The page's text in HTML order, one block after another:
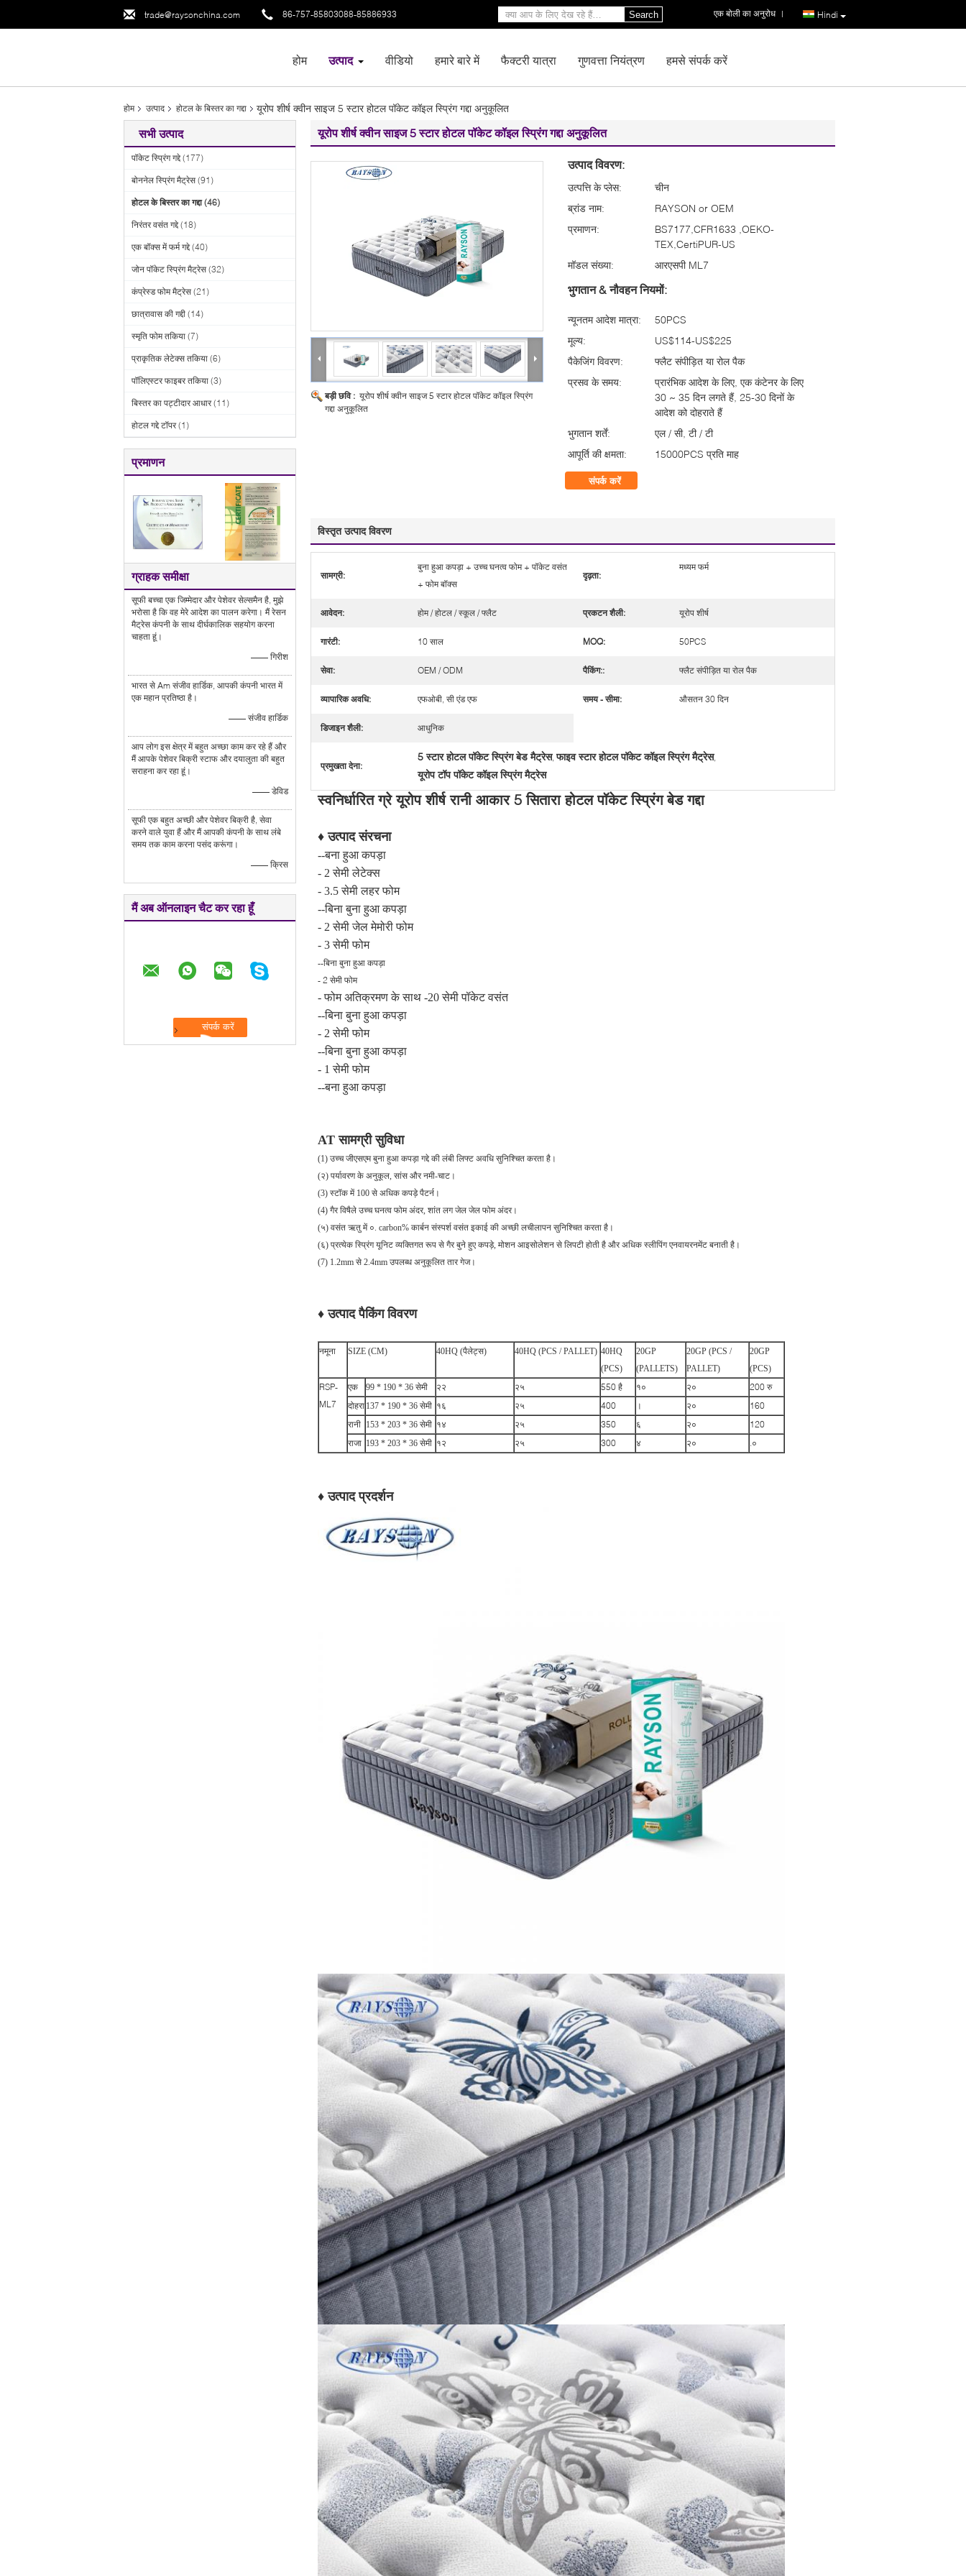
trade@raysonchina.com 86-757-85803088-85886933 Hindi
एक बोली का अनुरोध |
Search
होम उत्पाद वीडियो हमारे बारे में फैक्टरी यात्रा गुणवत्ता नियंत्रण हमसे संपर्क करें
होम उत्पाद होटल के बिस्तर का गद्दा यूरोप शीर्ष क्वीन साइज 5 स्टार होटल पॉकेट कॉइल स्प्रिंग गद्दा अनुकूलित
सभी उत्पाद
पॉकेट स्प्रिंग गद्दे (177)
बोननेल स्प्रिंग मैट्रेस (91)
होटल के बिस्तर का गद्दा (46)
निरंतर वसंत गद्दे (18)
एक बॉक्स में फर्म गद्दे (40)
जोन पॉकेट स्प्रिंग मैट्रेस (32)
कंप्रेस्ड फोम मैट्रेस (21)
छात्रावास की गद्दी (14)
स्मृति फोम तकिया (7)
प्राकृतिक लेटेक्स तकिया (6)
पॉलिएस्टर फाइबर तकिया (3)
बिस्तर का पट्टीदार आधार (11)
होटल गद्दे टॉपर (1)
प्रमाणन
ग्राहक समीक्षा
सूफी बच्चा एक जिम्मेदार और पेशेवर सेल्समैन है, मुझे
भरोसा है कि वह मेरे आदेश का पालन करेगा। मैं रेसन
मैट्रेस कंपनी के साथ दीर्घकालिक सहयोग करना
चाहता हूं।
—— गिरीश
भारत से Am संजीव हार्डिक, आपकी कंपनी भारत में
एक महान प्रतिष्ठा है।
—— संजीव हार्डिक
आप लोग इस क्षेत्र में बहुत अच्छा काम कर रहे हैं और
मैं आपके पेशेवर बिक्री स्टाफ और दयालुता की बहुत
सराहना कर रहा हूं।
—— डेविड
सूफी एक बहुत अच्छी और पेशेवर बिक्री है, सेवा
करने वाले युवा हैं और मैं आपकी कंपनी के साथ लंबे
समय तक काम करना पसंद करूंगा।
—— क्रिस
मैं अब ऑनलाइन चैट कर रहा हूँ
यूरोप शीर्ष क्वीन साइज 5 स्टार होटल पॉकेट कॉइल स्प्रिंग गद्दा अनुकूलित
बड़ी छवि : यूरोप शीर्ष क्वीन साइज 5 स्टार होटल पॉकेट कॉइल स्प्रिंग
गद्दा अनुकूलित
उत्पाद विवरण:
उत्पत्ति के प्लेस:
चीन
ब्रांड नाम:
RAYSON or OEM
प्रमाणन:
BS7177,CFR1633 ,OEKO-
TEX,CertiPUR-US
मॉडल संख्या:
आरएसपी ML7
भुगतान & नौवहन नियमों:
न्यूनतम आदेश मात्रा:
50PCS
मूल्य:
US$114-US$225
पैकेजिंग विवरण:
फ्लैट संपीड़ित या रोल पैक
प्रसव के समय:
प्रारंभिक आदेश के लिए, एक कंटेनर के लिए
30 ~ 35 दिन लगते हैं, 25-30 दिनों के
आदेश को दोहराते हैं
भुगतान शर्तें:
एल / सी, टी / टी
आपूर्ति की क्षमता:
15000PCS प्रति माह
संपर्क करें
विस्तृत उत्पाद विवरण
सामग्री:
बुना हुआ कपड़ा + उच्च घनत्व फोम + पॉकेट वसंत
+ फोम बॉक्स
दृढ़ता:
मध्यम फर्म
आवेदन: होम / होटल / स्कूल / फ्लैट प्रकटन शैली: यूरोप शीर्ष
गारंटी: 10 साल MOQ: 50PCS
सेवा: OEM / ODM पैकिंग:: फ्लैट संपीड़ित या रोल पैक
व्यापारिक अवधि: एफओबी, सी एंड एफ समय - सीमा: औसतन 30 दिन
डिजाइन शैली: आधुनिक
प्रमुखता देना:
5 स्टार होटल पॉकेट स्प्रिंग बेड मैट्रेस,फाइव स्टार होटल पॉकेट कॉइल स्प्रिंग मैट्रेस,
यूरोप टॉप पॉकेट कॉइल स्प्रिंग मैट्रेस
स्वनिर्धारित ग्रे यूरोप शीर्ष रानी आकार 5 सितारा होटल पॉकेट स्प्रिंग बेड गद्दा
♦ उत्पाद संरचना
--बना हुआ कपड़ा
- 2 सेमी लेटेक्स
- 3.5 सेमी लहर फोम
--बिना बुना हुआ कपड़ा
- 2 सेमी जेल मेमोरी फोम
- 3 सेमी फोम
--बिना बुना हुआ कपड़ा
- 2 सेमी फोम
- फोम अतिक्रमण के साथ -20 सेमी पॉकेट वसंत
--बिना बुना हुआ कपड़ा
- 2 सेमी फोम
--बिना बुना हुआ कपड़ा
- 1 सेमी फोम
--बना हुआ कपड़ा
AT सामग्री सुविधा
(1) उच्च जीएसएम बुना हुआ कपड़ा गद्दे की लंबी लिफ्ट अवधि सुनिश्चित करता है।
(२) पर्यावरण के अनुकूल, सांस और नमी-चाट।
(3) स्टॉक में 100 से अधिक कपड़े पैटर्न।
(4) गैर विषैले उच्च घनत्व फोम अंदर, शांत लग जेल जेल फोम अंदर।
(५) वसंत ऋतु में ०. carbon% कार्बन संस्पर्श वसंत इकाई की अच्छी लचीलापन सुनिश्चित करता है।
(६) प्रत्येक स्प्रिंग यूनिट व्यक्तिगत रूप से गैर बुने हुए कपड़े, मोशन आइसोलेशन से लिपटी होती है और अधिक स्लीपिंग एनवायरनमेंट बनाती है।
(7) 1.2mm से 2.4mm उपलब्ध अनुकूलित तार गेज।
♦ उत्पाद पैकिंग विवरण
नमूना SIZE (CM) 40HQ (पैलेट्स) 40HQ (PCS / PALLET) 40HQ
(PCS)
20GP
(PALLETS)
20GP (PCS /
PALLET)
20GP
(PCS)
RSP-
ML7
एक 99 * 190 * 36 सेमी २२ २५ 550 है १० २० 200 रु
दोहरा 137 * 190 * 36 सेमी १६ २५ 400 । २० 160
रानी 153 * 203 * 36 सेमी १४ २५ 350 ६ २० 120
राजा 193 * 203 * 36 सेमी १२ २५ 300 ४ २० .०
♦ उत्पाद प्रदर्शन